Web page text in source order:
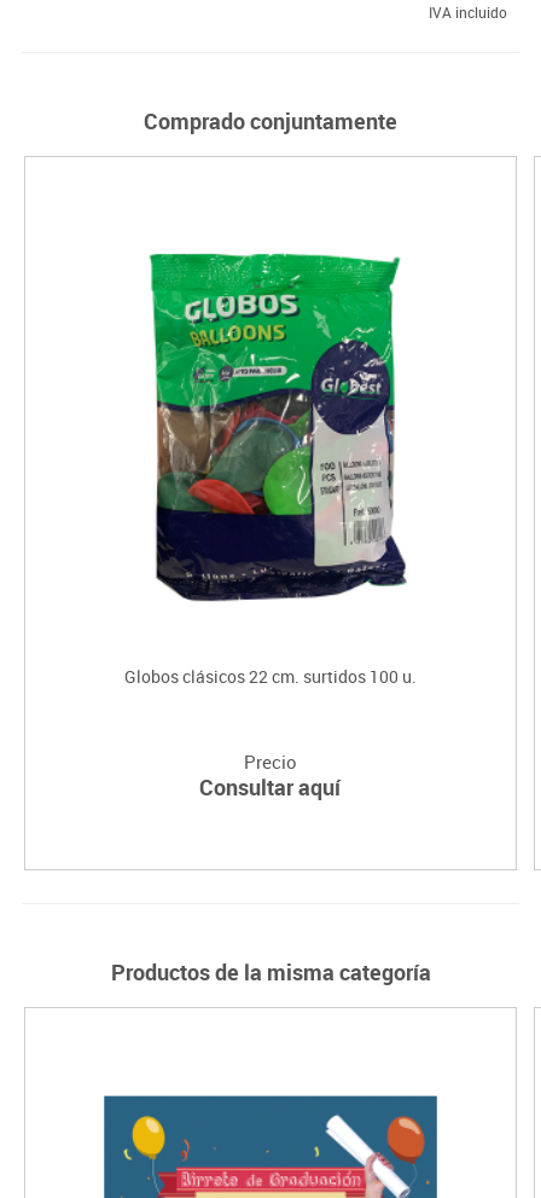
IVA incluido
Comprado conjuntamente
Globos clásicos 22 cm. surtidos 100 u.
Precio
Consultar aquí
Productos de la misma categoría